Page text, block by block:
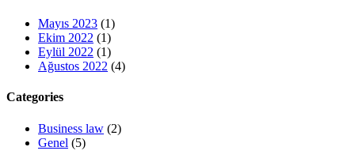
Mayıs 2023 (1)
Ekim 2022 (1)
Eylül 2022 (1)
Ağustos 2022 (4)
Categories
Business law (2)
Genel (5)